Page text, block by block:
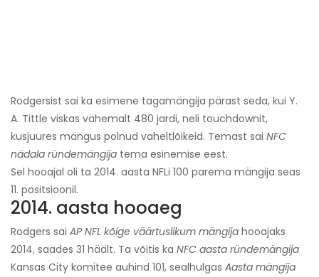
Rodgersist sai ka esimene tagamängija pärast seda, kui Y.
A. Tittle viskas vähemalt 480 jardi, neli touchdownit,
kusjuures mängus polnud vaheltlõikeid. Temast sai NFC
nädala ründemängija tema esinemise eest.
Sel hooajal oli ta 2014. aasta NFLi 100 parema mängija seas
11. positsioonil.
2014. aasta hooaeg
Rodgers sai AP NFL kõige väärtuslikum mängija hooajaks
2014, saades 31 häält. Ta võitis ka NFC aasta ründemängija
Kansas City komitee auhind 101, sealhulgas Aasta mängija